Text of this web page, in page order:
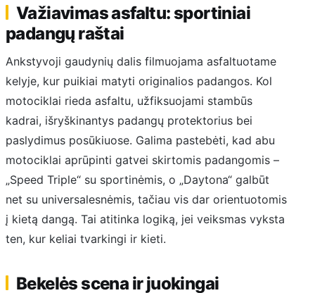
Važiavimas asfaltu: sportiniai
padangų raštai
Ankstyvoji gaudynių dalis filmuojama asfaltuotame
kelyje, kur puikiai matyti originalios padangos. Kol
motociklai rieda asfaltu, užfiksuojami stambūs
kadrai, išryškinantys padangų protektorius bei
paslydimus posūkiuose. Galima pastebėti, kad abu
motociklai aprūpinti gatvei skirtomis padangomis –
„Speed Triple“ su sportinėmis, o „Daytona“ galbūt
net su universalesnėmis, tačiau vis dar orientuotomis
į kietą dangą. Tai atitinka logiką, jei veiksmas vyksta
ten, kur keliai tvarkingi ir kieti.
Bekelės scena ir juokingai